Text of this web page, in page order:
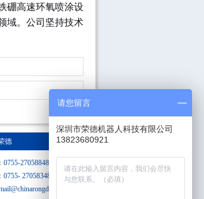
硼高速环氧喷涂设
域。公司坚持技术
德
0755-27058848
27058348
请您留言
深圳市荣德机器人科技有限公司
13823680921